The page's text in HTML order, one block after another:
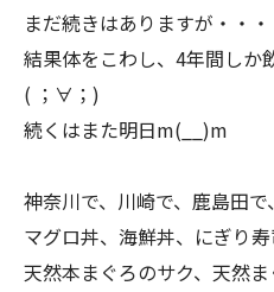
まだ続きはありますが・・・
結果体をこわし、4年間しか
( ；∀；)
続くはまた明日m(__)m
神奈川で、川崎で、鹿島田で
マグロ丼、海鮮丼、にぎり寿
天然本まぐろのサク、天然